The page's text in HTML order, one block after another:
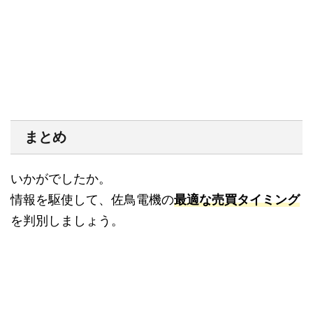
まとめ
いかがでしたか。
情報を駆使して、佐鳥電機の最適な売買タイミング
を判別しましょう。